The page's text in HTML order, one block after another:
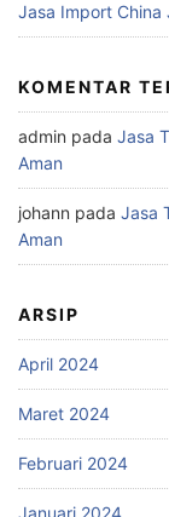
Jasa Import China
KOMENTAR
admin pada Jasa
Aman
johann pada Jasa
Aman
ARSIP
April 2024
Maret 2024
Februari 2024